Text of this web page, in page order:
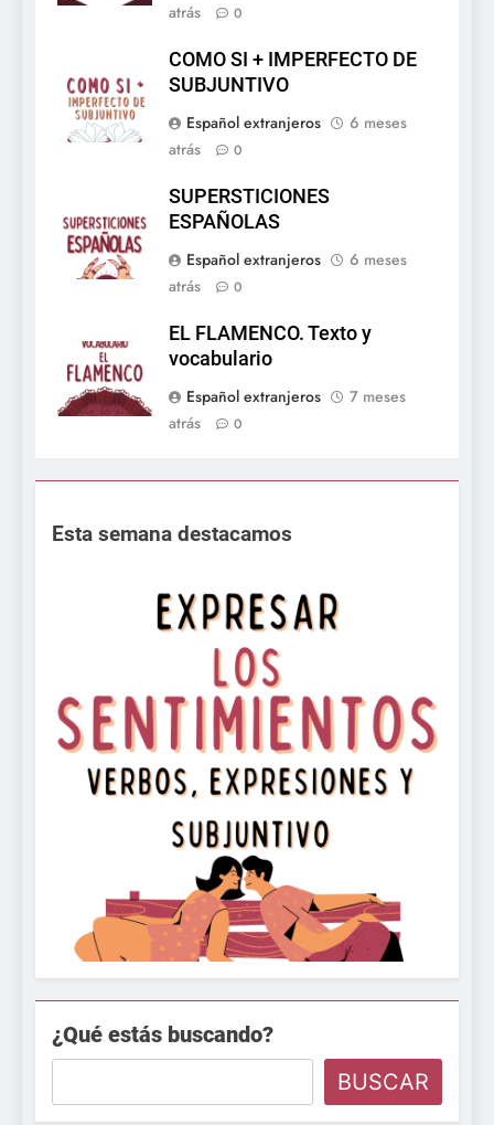
atrás
0
COMO SI + IMPERFECTO DE
SUBJUNTIVO
Español extranjeros
6 meses
atrás
0
SUPERSTICIONES
ESPAÑOLAS
Español extranjeros
6 meses
atrás
0
EL FLAMENCO. Texto y
vocabulario
Español extranjeros
7 meses
atrás
0
Esta semana destacamos
¿Qué estás buscando?
BUSCAR